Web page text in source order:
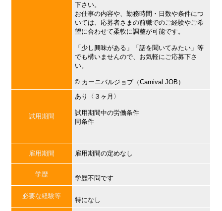
下さい。
お仕事の内容や、勤務時間・日数や条件につ
いては、応募者さまの前職でのご経験やご希
望に合わせて柔軟に調整が可能です。
「少し興味がある」「話を聞いてみたい」等
でも構いませんので、お気軽にご応募下さ
い。
©︎ カーニバルジョブ（Carnival JOB）
試用期間
あり〈３ヶ月〉
試用期間中の労働条件
同条件
雇用期間 雇用期間の定めなし
学歴
学歴不問です
必要な経験等
特になし